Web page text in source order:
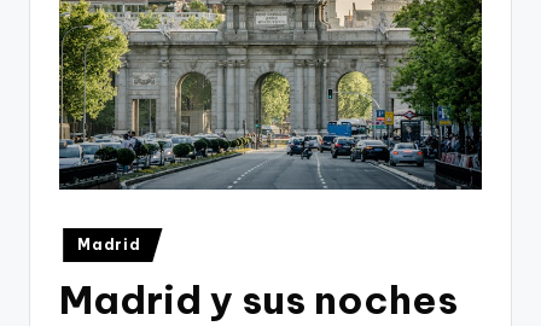
Publicado
en
Madrid
Madrid y sus noches